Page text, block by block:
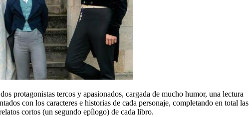
protagonistas tercos y apasionados, cargada de mucho humor, una lectura
con los caracteres e historias de cada personaje, completando en total las
cortos (un segundo epílogo) de cada libro.